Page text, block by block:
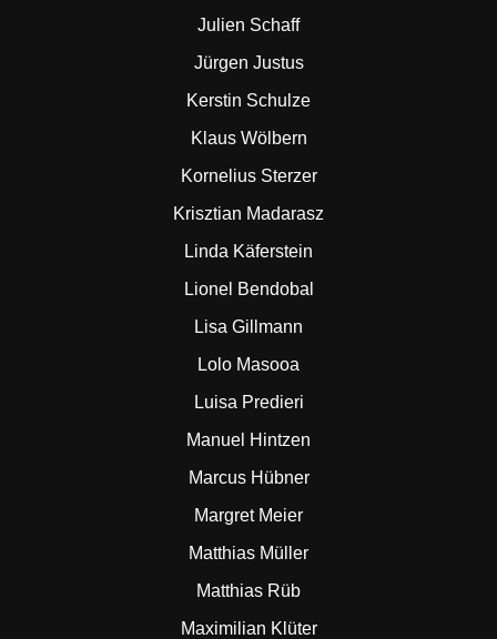
Julien Schaff
Jürgen Justus
Kerstin Schulze
Klaus Wölbern
Kornelius Sterzer
Krisztian Madarasz
Linda Käferstein
Lionel Bendobal
Lisa Gillmann
Lolo Masooa
Luisa Predieri
Manuel Hintzen
Marcus Hübner
Margret Meier
Matthias Müller
Matthias Rüb
Maximilian Klüter